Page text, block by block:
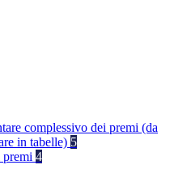
complessivo dei premi (da
in tabelle) 5
4